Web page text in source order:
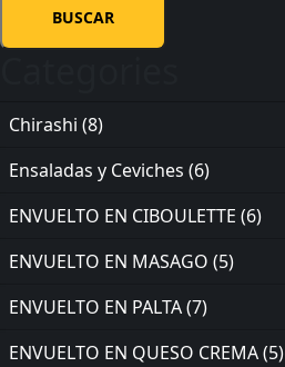
Chirashi (8)
Ensaladas y Ceviches (6)
ENVUELTO EN CIBOULETTE (6)
ENVUELTO EN MASAGO (5)
ENVUELTO EN PALTA(7)
ENVUELTO EN QUESO CREMA(5)